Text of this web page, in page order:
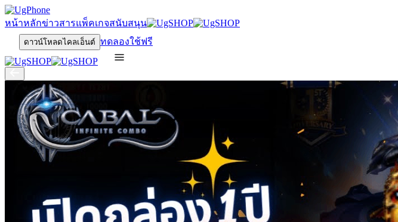
หน้าหลักข่าวสารแพ็คเกจสนับสนุน
ดาวน์โหลดไคลเอ็นต์ ทดลองใช้ฟรี